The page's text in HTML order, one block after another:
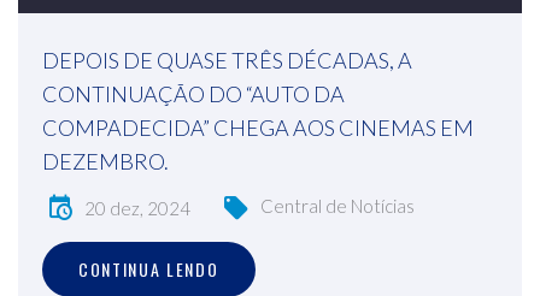
DEPOIS DE QUASE TRÊS DÉCADAS, A
CONTINUAÇÃO DO “AUTO DA
COMPADECIDA” CHEGA AOS CINEMAS EM
DEZEMBRO.
20 dez, 2024 Central de Notícias
CONTINUA LENDO